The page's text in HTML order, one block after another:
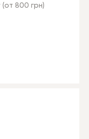
800 грн)